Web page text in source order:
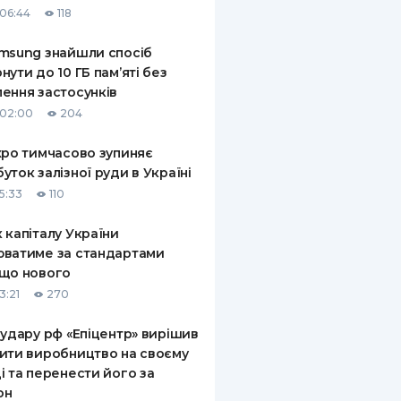
ПОЛІСИ
КОМПАНІЇ
ПРО СТРАХОВІ
118
знайшли спосіб
до 10 ГБ пам’яті без
застосунків
204
тимчасово зупиняє
залізної руди в Україні
110
України
за стандартами
нового
270
удару рф «Епіцентр» вирішив
виробництво на своєму
та перенести його за